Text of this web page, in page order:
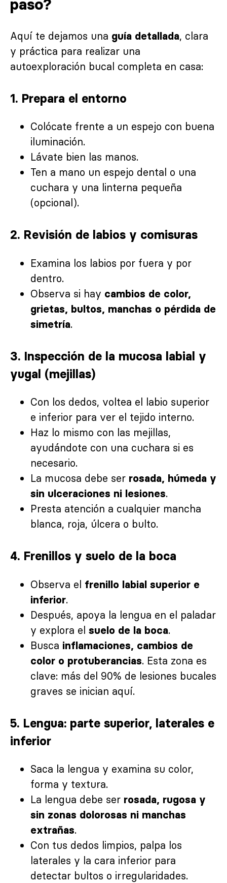
paso?
Aquí te dejamos una guía detallada, clara
y práctica para realizar una
autoexploración bucal completa en casa:
1. Prepara el entorno
Colócate frente a un espejo con buena
iluminación.
Lávate bien las manos.
Ten a mano un espejo dental o una
cuchara y una linterna pequeña
(opcional).
2. Revisión de labios y comisuras
Examina los labios por fuera y por
dentro.
Observa si hay cambios de color,
grietas, bultos, manchas o pérdida de
simetría.
3. Inspección de la mucosa labial y
yugal (mejillas)
Con los dedos, voltea el labio superior
e inferior para ver el tejido interno.
Haz lo mismo con las mejillas,
ayudándote con una cuchara si es
necesario.
La mucosa debe ser rosada, húmeda y
sin ulceraciones ni lesiones.
Presta atención a cualquier mancha
blanca, roja, úlcera o bulto.
4. Frenillos y suelo de la boca
Observa el frenillo labial superior e
inferior.
Después, apoya la lengua en el paladar
y explora el suelo de la boca.
Busca inflamaciones, cambios de
color o protuberancias. Esta zona es
clave: más del 90% de lesiones bucales
graves se inician aquí.
5. Lengua: parte superior, laterales e
inferior
Saca la lengua y examina su color,
forma y textura.
La lengua debe ser rosada, rugosa y
sin zonas dolorosas ni manchas
extrañas.
Con tus dedos limpios, palpa los
laterales y la cara inferior para
detectar bultos o irregularidades.